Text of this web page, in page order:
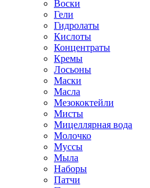
Воски
Гели
Гидролаты
Кислоты
Концентраты
Кремы
Лосьоны
Маски
Масла
Мезококтейли
Мисты
Мицеллярная вода
Молочко
Муссы
Мыла
Наборы
Патчи